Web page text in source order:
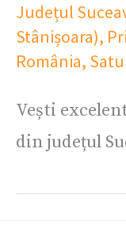
Județul
Stânișoara),
România,
Vești
din județul